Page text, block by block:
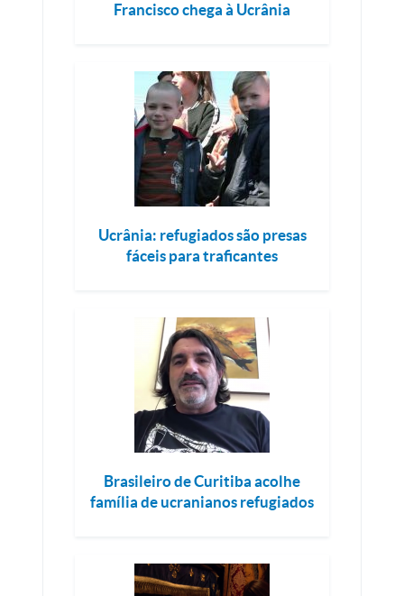
Francisco chega à Ucrânia
Ucrânia: refugiados são presas
fáceis para traficantes
Brasileiro de Curitiba acolhe
família de ucranianos refugiados